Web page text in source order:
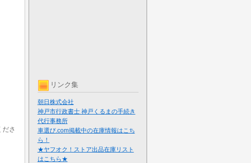
リンク集
朝日株式会社
神戸市行政書士 神戸くるまの手続き
代行事務所
車選び.com掲載中の在庫情報はこち
ら！
★ヤフオク！ストア出品在庫リスト
はこちら★
さ